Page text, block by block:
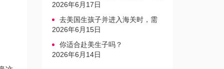
生三孩不再缴纳社会抚养费
2026年6月17日
去美国生孩子并进入海关时，需
要注意的事项是什么？
2026年6月15日
你适合赴美生子吗？
2026年6月14日